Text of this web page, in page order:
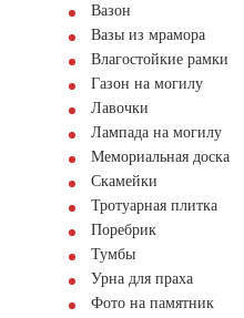
Вазон
Вазы из мрамора
Влагостойкие рамки
Газон на могилу
Лавочки
Лампада на могилу
Мемориальная доска
Скамейки
Тротуарная плитка
Поребрик
Тумбы
Урна для праха
Фото на памятник